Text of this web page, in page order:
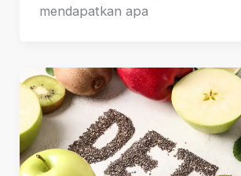
mendapatkan apa